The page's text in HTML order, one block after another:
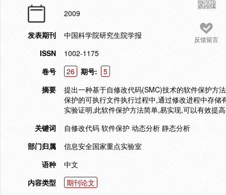
反馈留言
2009
发表期刊
中国科学院研究生院学报
ISSN
1002-1175
卷号
26 期号:
5
摘要
提出一种基于自修改代码(SMC)技术的软件保护方
保护的可执行文件执行过程中,通过修改进程中存
实验证明,此软件保护方法简单,易实现,可以有效提
关键词
自修改代码 软件保护 动态分析 静态分析
部门归属
信息安全国家重点实验室
语种
中文
内容类型
期刊论文